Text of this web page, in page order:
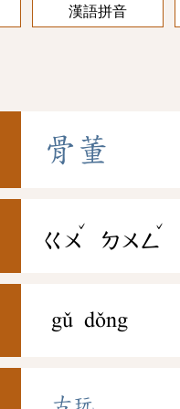
漢語拼音
骨 董
ㄍㄨ
ˇ
ㄉㄨㄥ
ˇ
gǔ dǒng
古玩